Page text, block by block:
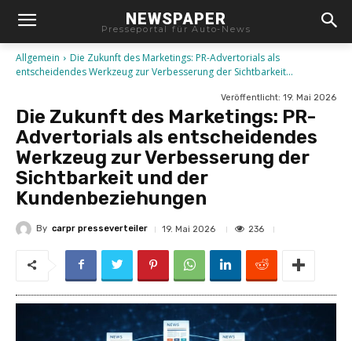
NEWSPAPER
Presseportal für Auto-News
Allgemein
Die Zukunft des Marketings: PR-Advertorials als
entscheidendes Werkzeug zur Verbesserung der Sichtbarkeit...
Veröffentlicht: 19. Mai 2026
Die Zukunft des Marketings: PR-
Advertorials als entscheidendes
Werkzeug zur Verbesserung der
Sichtbarkeit und der
Kundenbeziehungen
By carpr presseverteiler 19. Mai 2026 236